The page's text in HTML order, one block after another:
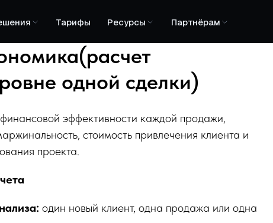
Тарифы Ресурсы Партнёрам
одной сделки)
эффективности каждой продажи,
стоимость привлечения клиента и
проекта.
один новый клиент, одна продажа или одна